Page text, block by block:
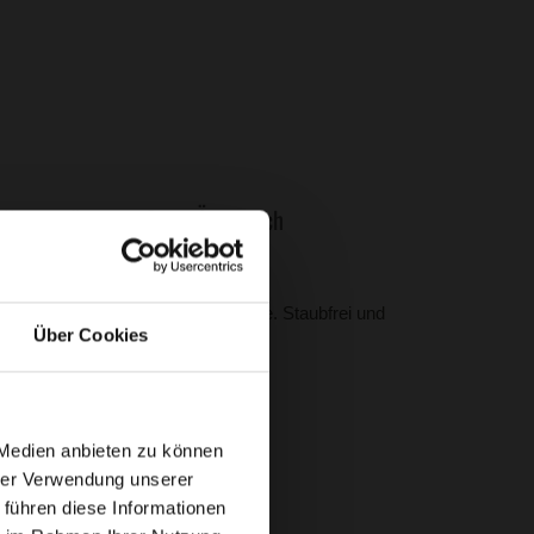
Über Cookies
anbieten zu können
Verwendung unserer
diese Informationen
– günstiger Preis Österreich
– ideal für mehrere Pferde. Staubfrei und